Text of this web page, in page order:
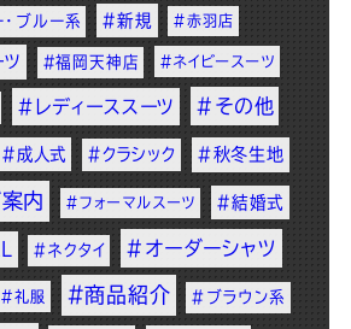
ブルー系 #新規 #赤羽店
#福岡天神店 #ネイビースーツ
#レディーススーツ #その他
#成人式 #クラシック #秋冬生地
内 #フォーマルスーツ #結婚式
#ネクタイ #オーダーシャツ
#礼服 #商品紹介 #ブラウン系